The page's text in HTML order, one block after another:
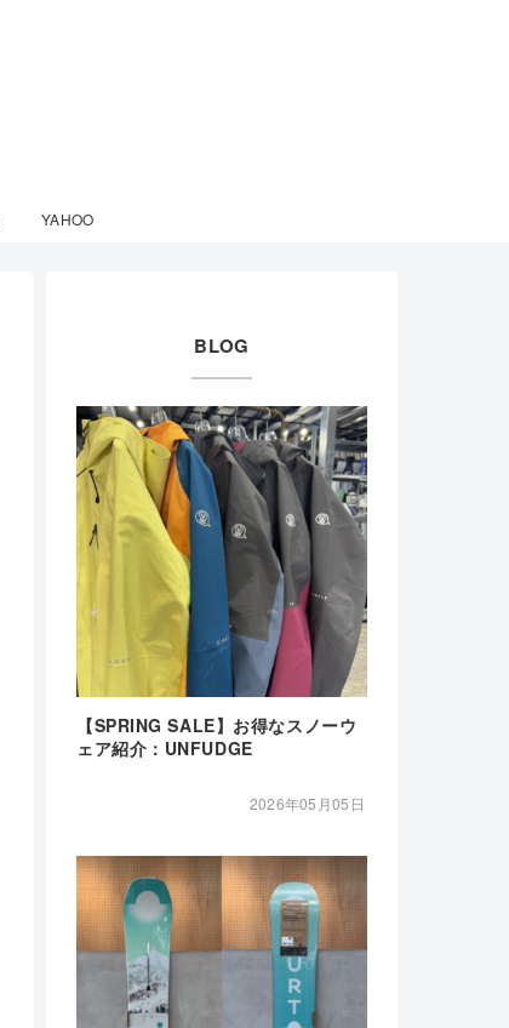
YAHOO
BLOG
【SPRING SALE】お得なスノーウ
ェア紹介：UNFUDGE
2026年05月05日